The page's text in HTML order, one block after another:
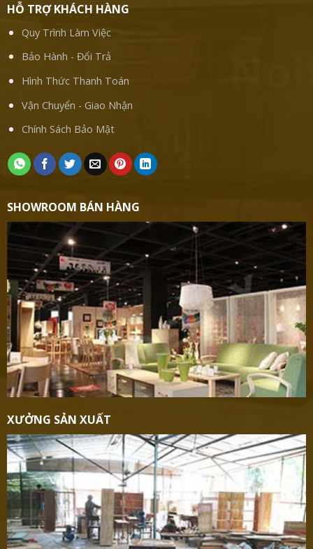
HỖ TRỢ KHÁCH HÀNG
Quy Trình Làm Việc
Bảo Hành - Đổi Trả
Hình Thức Thanh Toán
Vận Chuyển - Giao Nhận
Chính Sách Bảo Mật
SHOWROOM BÁN HÀNG
XƯỞNG SẢN XUẤT